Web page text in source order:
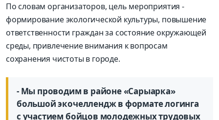
По словам организаторов, цель мероприятия -
формирование экологической культуры, повышение
ответственности граждан за состояние окружаю­щей
среды, привлечение внимания к вопросам
сохранения чистоты в городе.
- Мы проводим в районе «Сарыарка»
большой экочеллендж в формате логинга
с участием бойцов молодежных трудовых